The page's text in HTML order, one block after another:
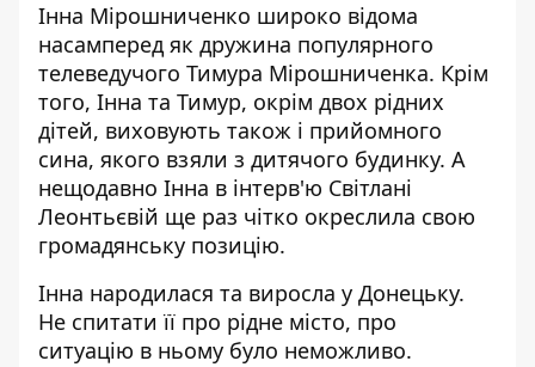
Інна Мірошниченко широко відома
насамперед як дружина популярного
телеведучого Тимура Мірошниченка. Крім
того, Інна та Тимур, окрім двох рідних
дітей, виховують також і прийомного
сина, якого взяли з дитячого будинку. А
нещодавно Інна в інтерв'ю Світлані
Леонтьєвій ще раз чітко окреслила свою
громадянську позицію.
Інна народилася та виросла у Донецьку.
Не спитати її про рідне місто, про
ситуацію в ньому було неможливо.